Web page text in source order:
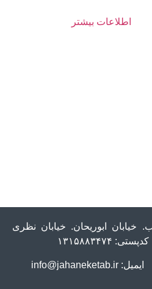
اطلاعات بیشتر
خیابان ابوریحان. خیابان نظری